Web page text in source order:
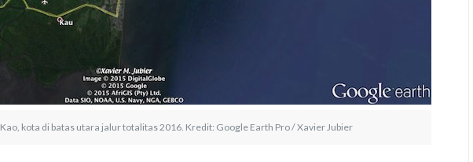
Kao, kota di batas utara jalur totalitas 2016. Kredit: Google Earth Pro / Xavier Jubier